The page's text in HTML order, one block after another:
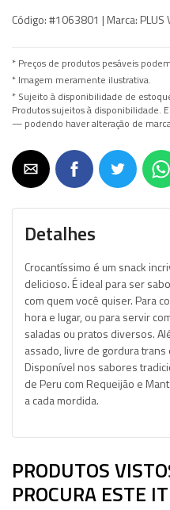
Código:#1063801 | Marca: PLUS
* Preços de produtos pesáveis
* Imagem meramente ilustrativa.
* Sujeito à disponibilidade de
Produtos sujeitos à disponibilidade.
— podendo haver alteração de
Detalhes
Crocantíssimo é um snack
delicioso. É ideal para ser
com quem você quiser. Para
hora e lugar, ou para servir
saladas ou pratos diversos.
assado, livre de gordura
Disponível nos sabores
de Peru com Requeijão e
a cada mordida.
PRODUTOS
PROCURA ESTE